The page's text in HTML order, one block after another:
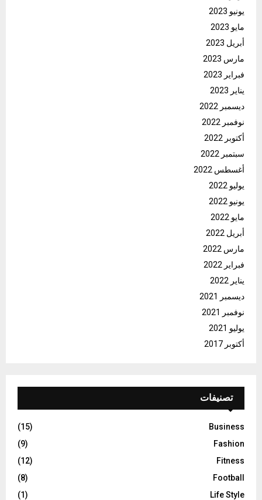
يونيو 2023
مايو 2023
أبريل 2023
مارس 2023
فبراير 2023
يناير 2023
ديسمبر 2022
نوفمبر 2022
أكتوبر 2022
سبتمبر 2022
أغسطس 2022
يوليو 2022
يونيو 2022
مايو 2022
أبريل 2022
مارس 2022
فبراير 2022
يناير 2022
ديسمبر 2021
نوفمبر 2021
يوليو 2021
أكتوبر 2017
تصنيفات
Business
(15)
Fashion
(9)
Fitness
(12)
Football
(8)
Life Style
(1)